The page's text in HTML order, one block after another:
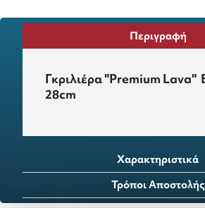
Περιγραφή
Γκριλιέρα "Premium Lava"
28cm
Χαρακτηριστικά
Τρόποι Αποστολής